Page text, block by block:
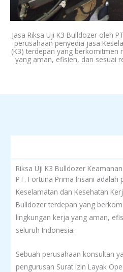
Jasa Riksa Uji K3 Bulldozer oleh
perusahaan penyedia jasa
(K3) terdepan yang berkomitmen
yang aman, efisien, dan sesuai
Riksa Uji K3 Bulldozer
PT. Fortuna Prima Insani
Keselamatan dan Kesehatan
Bulldozer terdepan yang
lingkungan kerja yang aman,
seluruh Indonesia.
Sebuah perusahaan konsultan
pengurusan Surat Izin Layak